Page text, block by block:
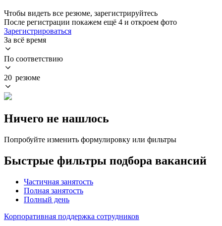
Чтобы видеть все резюме, зарегистрируйтесь
После регистрации покажем ещё 4 и откроем фото
Зарегистрироваться
За всё время
По соответствию
20 резюме
Ничего не нашлось
Попробуйте изменить формулировку или фильтры
Быстрые фильтры подбора вакансий
Частичная занятость
Полная занятость
Полный день
Корпоративная поддержка сотрудников